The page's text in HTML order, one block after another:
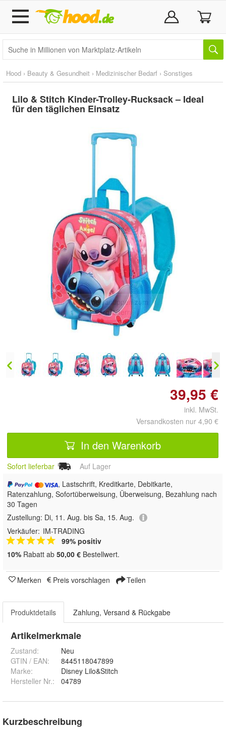
Hood › Beauty & Gesundheit › Medizinischer Bedarf › Sonstiges
Lilo & Stitch Kinder-Trolley-Rucksack – Ideal
für den täglichen Einsatz
Doppelt antippen zum
vergrößern
39,95 €
inkl. MwSt.
Versandkosten nur 4,90 €
In den Warenkorb
Sofort lieferbar
Auf Lager
, Lastschrift, Kreditkarte, Debitkarte,
Ratenzahlung, Sofortüberweisung, Überweisung, Bezahlung nach
30 Tagen
Zustellung: Di, 11. Aug. bis Sa, 15. Aug.
Verkäufer: IM-TRADING
99% positiv
10% Rabatt ab 50,00 € Bestellwert.
Merken Preis vorschlagen Teilen
Produktdetails Zahlung, Versand & Rückgabe
Artikelmerkmale
Zustand:
Neu
GTIN / EAN:
8445118047899
Marke:
Disney Lilo&Stitch
Hersteller Nr.:
04789
Kurzbeschreibung